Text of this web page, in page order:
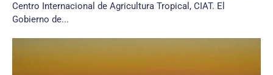
Centro Internacional de Agricultura Tropical, CIAT. El
Gobierno de...